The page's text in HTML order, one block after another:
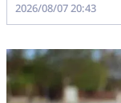
2026/08/07 20:43